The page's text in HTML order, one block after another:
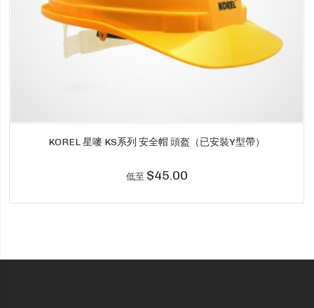
KOREL 星嘜 KS系列 安全帽 頭盔（已安裝Y型帶）
低至 $45.00